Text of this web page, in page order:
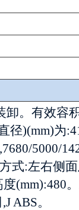
。有效容
径)(mm)为
5000/
式:左右侧
(mm):480
ABS。